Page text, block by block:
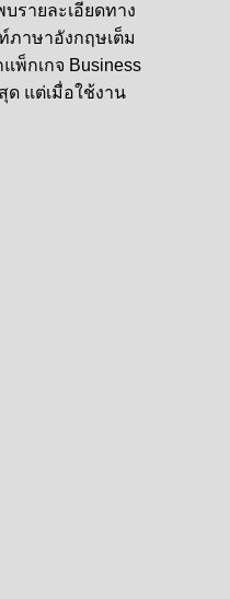
บรายละเอียดทาง
าษาอังกฤษเต็ม
พ็กเกจ Business
ด แต่เมื่อใช้งาน